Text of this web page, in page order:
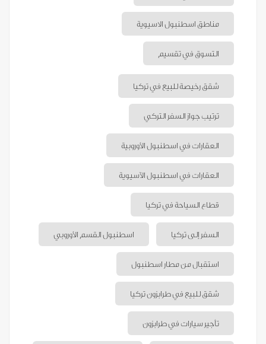
مناطق اسطنبول الاسيوية
التسوق في تقسيم
شقق رخيصة للبيع في تركيا
ترتيب جواز السفر التركي
العقارات في اسطنبول الأوروبية
العقارات في اسطنبول الآسيوية
قطاع السياحة في تركيا
اسطنبول القسم الأوروبي السفر إلى تركيا
استقبال من مطار اسطنبول
شقق للبيع في طرابزون تركيا
تأجير سيارات في طرابزون